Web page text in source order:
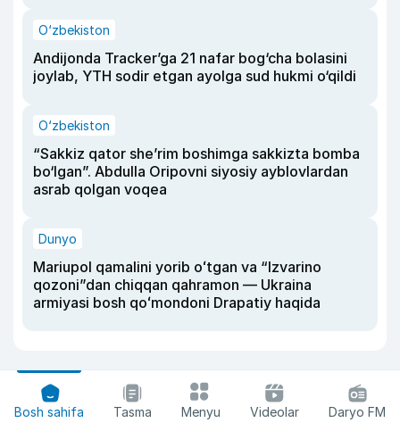
O‘zbekiston
Andijonda Tracker’ga 21 nafar bog‘cha bolasini
joylab, YTH sodir etgan ayolga sud hukmi o‘qildi
O‘zbekiston
“Sakkiz qator she’rim boshimga sakkizta bomba
bo‘lgan”. Abdulla Oripovni siyosiy ayblovlardan
asrab qolgan voqea
Dunyo
Mariupol qamalini yorib oʻtgan va “Izvarino
qozoni”dan chiqqan qahramon — Ukraina
armiyasi bosh qoʻmondoni Drapatiy haqida
Bosh sahifa Tasma Menyu Videolar Daryo FM